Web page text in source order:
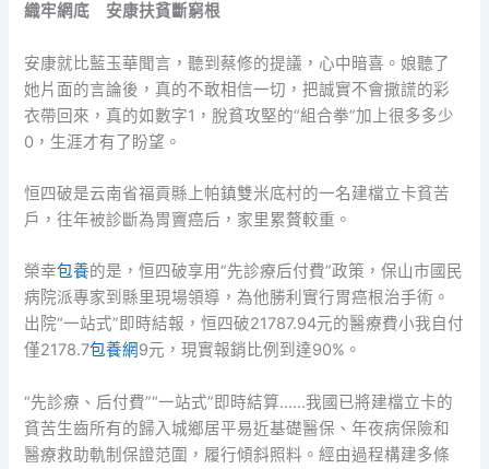
織牢網底 安康扶貧斷窮根
安康就比藍玉華聞言，聽到蔡修的提議，心中暗喜。娘聽了
她片面的言論後，真的不敢相信一切，把誠實不會撒謊的彩
衣帶回來，真的如數字1，脫貧攻堅的“組合拳”加上很多多少
0，生涯才有了盼望。
恒四破是云南省福貢縣上帕鎮雙米底村的一名建檔立卡貧苦
戶，往年被診斷為胃竇癌后，家里累贅較重。
榮幸包養的是，恒四破享用“先診療后付費”政策，保山市國民
病院派專家到縣里現場領導，為他勝利實行胃癌根治手術。
出院“一站式”即時結報，恒四破21787.94元的醫療費小我自付
僅2178.7包養網9元，現實報銷比例到達90%。
“先診療、后付費”“一站式”即時結算……我國已將建檔立卡的
貧苦生齒所有的歸入城鄉居平易近基礎醫保、年夜病保險和
醫療救助軌制保證范圍，履行傾斜照料。經由過程構建多條